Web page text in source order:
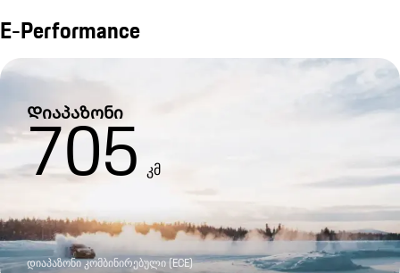
E-Performance
Დიაპაზონი
705 კმ
დიაპაზონი კომბინირებული (ECE)